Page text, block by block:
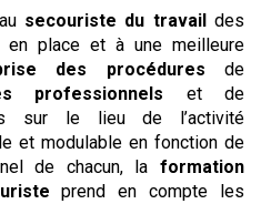
secouriste du travail des
place et à une meilleure
des procédures de
professionnels et de
sur le lieu de l’activité
et modulable en fonction de
de chacun, la formation
prend en compte les